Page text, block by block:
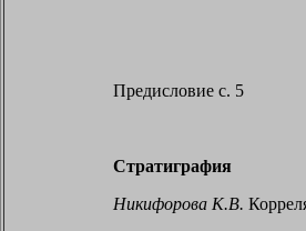
Предисловие с. 5
Стратиграфия
Никифорова К.В.